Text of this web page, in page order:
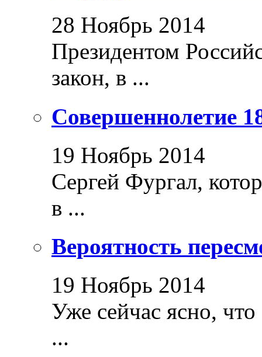
28 Ноябрь 2014
Президентом
закон, в ...
Совершеннолетие
19 Ноябрь 2014
Сергей Фургал,
в ...
Вероятность
19 Ноябрь 2014
Уже сейчас ясно,
...